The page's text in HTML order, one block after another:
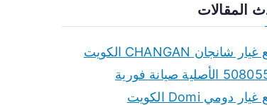
المقالات
قطع غيار شانجان CHANGAN الكويت
صيانة فورية
قطع غيار دومي Domi الكويت